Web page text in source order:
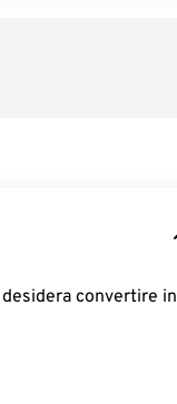
convertire in